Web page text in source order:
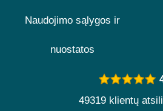
Naudojimo sąlygos ir
nuostatos
49319 klientų